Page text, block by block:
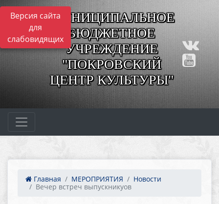
Версия сайта
для
слабовидящих
МУНИЦИПАЛЬНОЕ
БЮДЖЕТНОЕ
УЧРЕЖДЕНИЕ
"ПОКРОВСКИЙ
ЦЕНТР КУЛЬТУРЫ"
Главная МЕРОПРИЯТИЯ
Новости
Вечер встреч выпускникуов